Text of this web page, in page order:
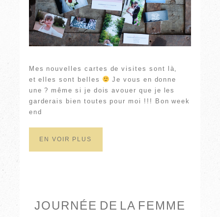
Mes nouvelles cartes de visites sont là,
et elles sont belles
Je vous en donne
une ? même si je dois avouer que je les
garderais bien toutes pour moi !!! Bon week
end
EN VOIR PLUS
JOURNÉE DE LA FEMME